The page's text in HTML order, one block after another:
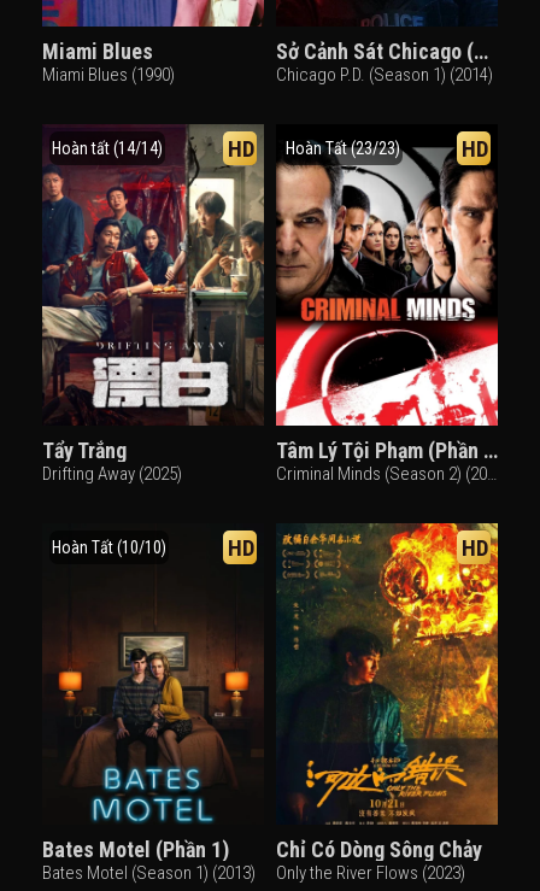
Miami Blues
Miami Blues (1990)
Sở Cảnh Sát Chicago (Phần 1)
Chicago P.D. (Season 1) (2014)
Hoàn tất (14/14) HD
Tẩy Trắng
Drifting Away (2025)
Hoàn Tất (23/23) HD
Tâm Lý Tội Phạm (Phần 2)
Criminal Minds (Season 2) (2006)
Hoàn Tất (10/10) HD
Bates Motel (Phần 1)
Bates Motel (Season 1) (2013)
HD
Chỉ Có Dòng Sông Chảy
Only the River Flows (2023)